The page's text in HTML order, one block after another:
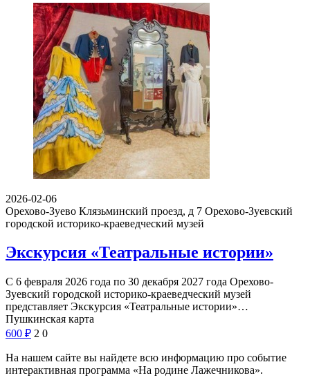
2026-02-06
Орехово-Зуево Клязьминский проезд, д 7 Орехово-Зуевский
городской историко-краеведческий музей
Экскурсия «Театральные истории»
С 6 февраля 2026 года по 30 декабря 2027 года Орехово-
Зуевский городской историко-краеведческий музей
представляет Экскурсия «Театральные истории»…
Пушкинская карта
600 ₽ 2 0
На нашем сайте вы найдете всю информацию про событие
интерактивная программа «На родине Лажечникова».